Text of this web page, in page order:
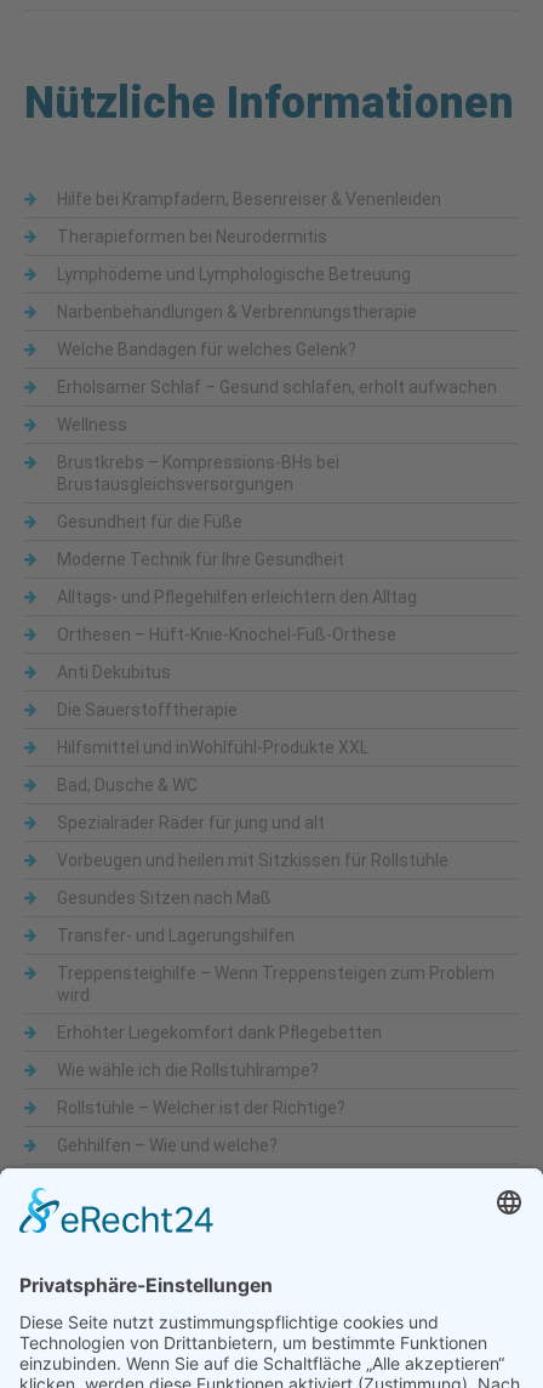
Nützliche Informationen
Hilfe bei Krampfadern, Besenreiser & Venenleiden
Therapieformen bei Neurodermitis
Lymphödeme und Lymphologische Betreuung
Narbenbehandlungen & Verbrennungstherapie
Welche Bandagen für welches Gelenk?
Erholsamer Schlaf – Gesund schlafen, erholt aufwachen
Wellness
Brustkrebs – Kompressions-BHs bei
Brustausgleichsversorgungen
Gesundheit für die Füße
Moderne Technik für Ihre Gesundheit
Alltags- und Pflegehilfen erleichtern den Alltag
Orthesen – Hüft-Knie-Knöchel-Fuß-Orthese
Anti Dekubitus
Die Sauerstofftherapie
Hilfsmittel und inWohlfühl-Produkte XXL
Bad, Dusche & WC
Spezialräder Räder für jung und alt
Vorbeugen und heilen mit Sitzkissen für Rollstühle
Gesundes Sitzen nach Maß
Transfer- und Lagerungshilfen
Treppensteighilfe – Wenn Treppensteigen zum Problem
wird
Erhöhter Liegekomfort dank Pflegebetten
Wie wähle ich die Rollstuhlrampe?
Rollstühle – Welcher ist der Richtige?
Gehhilfen – Wie und welche?
Beliebte Themen